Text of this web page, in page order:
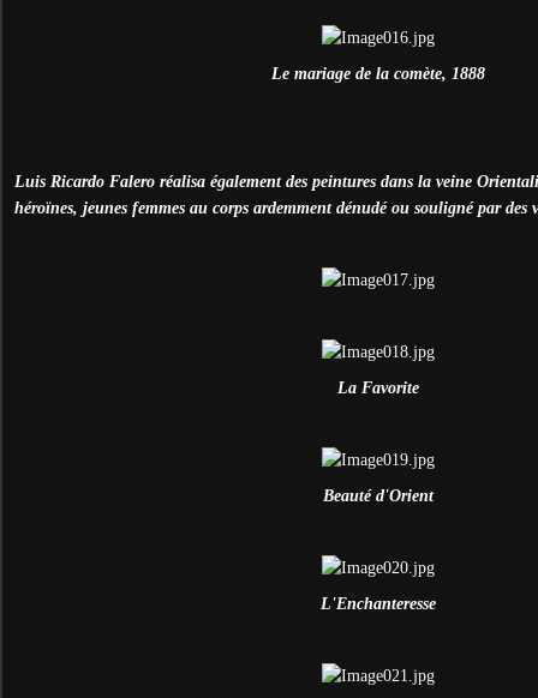
Le mariage de la comète, 1888
Luis Ricardo Falero réalisa également des peintures dans la veine
héroïnes, jeunes femmes au corps ardemment dénudé ou souligné par des
La Favorite
Beauté d'Orient
L'Enchanteresse